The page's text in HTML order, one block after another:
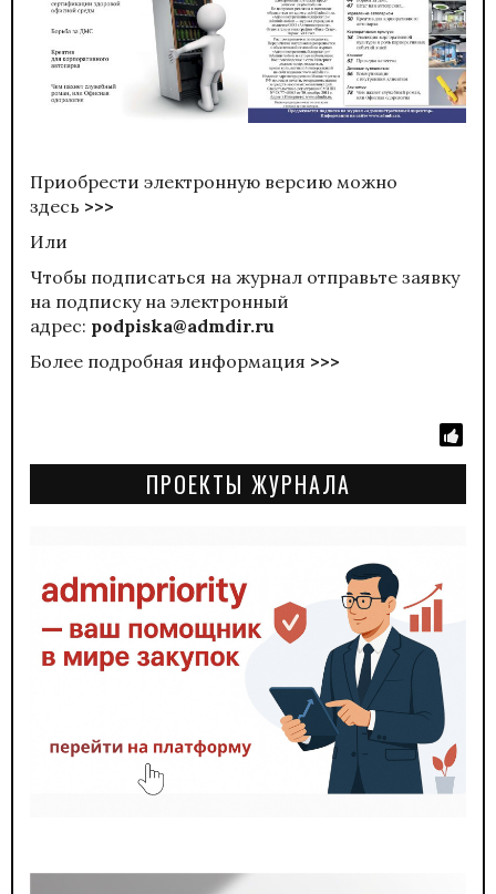
Приобрести электронную версию можно
здесь >>>
Или
Чтобы подписаться на журнал отправьте заявку
на подписку на электронный
адрес: podpiska@admdir.ru
Более подробная информация >>>
ПРОЕКТЫ ЖУРНАЛА